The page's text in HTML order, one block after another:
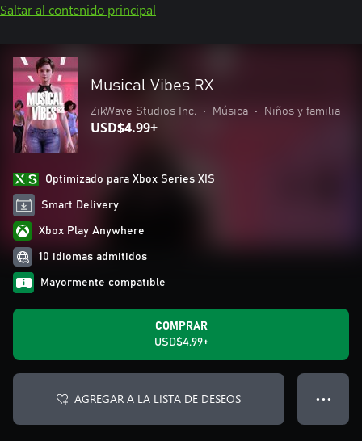
Saltar al contenido principal
Musical Vibes RX
ZikWave Studios Inc. • Música • Niños y familia
USD$4.99+
Optimizado para Xbox Series X|S
Smart Delivery
Xbox Play Anywhere
10 idiomas admitidos
Mayormente compatible
COMPRAR
USD$4.99+
AGREGAR A LA LISTA DE DESEOS ● ● ●